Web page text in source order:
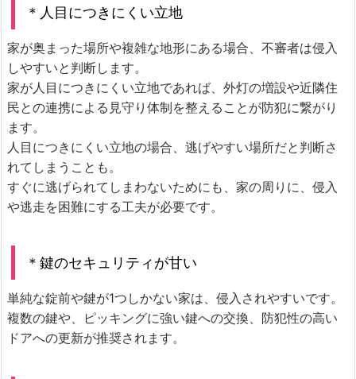
＊人目につきにくい立地
家が奥まった場所や複雑な地形にある場合、不審者は侵入
しやすいと判断します。
家が人目につきにくい立地であれば、外灯の増設や近隣住
民との連携による見守り体制を整えることが防犯に繋がり
ます。
人目につきにくい立地の場合、逃げやすい場所だと判断さ
れてしまうことも。
すぐに逃げられてしまわないためにも、家の周りに、侵入
や逃走を困難にする工夫が必要です。
＊鍵のセキュリティが甘い
単純な錠前や鍵が1つしかない家は、侵入されやすいです。
複数の鍵や、ピッキングに強い鍵への交換、防犯性の高い
ドアへの更新が推奨されます。